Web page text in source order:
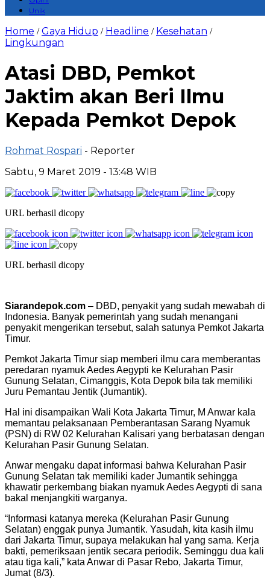
Unik
Home /Gaya Hidup / Headline / Kesehatan /
Lingkungan
Atasi DBD, Pemkot
Jaktim akan Beri Ilmu
Kepada Pemkot Depok
Rohmat Rospari - Reporter
Sabtu, 9 Maret 2019 - 13:48 WIB
URL berhasil dicopy
URL berhasil dicopy
Siarandepok.com – DBD, penyakit yang sudah mewabah di
Indonesia. Banyak pemerintah yang sudah menangani
penyakit mengerikan tersebut, salah satunya Pemkot Jakarta
Timur.
Pemkot Jakarta Timur siap memberi ilmu cara memberantas
peredaran nyamuk Aedes Aegypti ke Kelurahan Pasir
Gunung Selatan, Cimanggis, Kota Depok bila tak memiliki
Juru Pemantau Jentik (Jumantik).
Hal ini disampaikan Wali Kota Jakarta Timur, M Anwar kala
memantau pelaksanaan Pemberantasan Sarang Nyamuk
(PSN) di RW 02 Kelurahan Kalisari yang berbatasan dengan
Kelurahan Pasir Gunung Selatan.
Anwar mengaku dapat informasi bahwa Kelurahan Pasir
Gunung Selatan tak memiliki kader Jumantik sehingga
khawatir perkembang biakan nyamuk Aedes Aegypti di sana
bakal menjangkiti warganya.
“Informasi katanya mereka (Kelurahan Pasir Gunung
Selatan) enggak punya Jumantik. Yasudah, kita kasih ilmu
dari Jakarta Timur, supaya melakukan hal yang sama. Kerja
bakti, pemeriksaan jentik secara periodik. Seminggu dua kali
atau tiga kali,” kata Anwar di Pasar Rebo, Jakarta Timur,
Jumat (8/3).